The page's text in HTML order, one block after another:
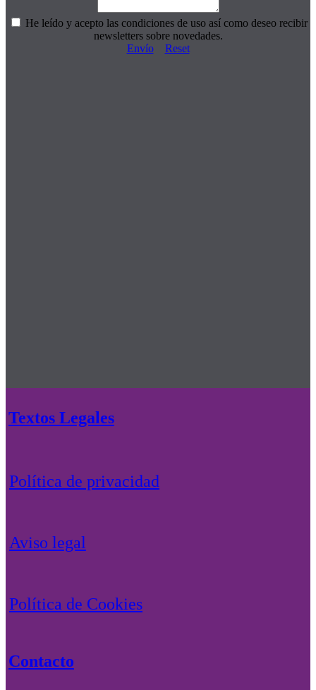
He leído y acepto las condiciones de uso así como deseo recibir
newsletters sobre novedades.
Envío
Reset
Textos Legales
Política de privacidad
Aviso legal
Política de Cookies
Contacto